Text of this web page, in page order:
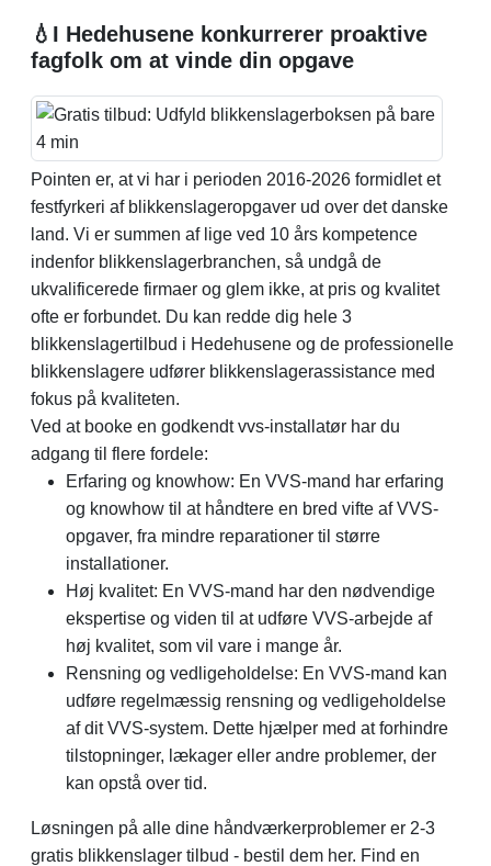
💧I Hedehusene konkurrerer proaktive
fagfolk om at vinde din opgave
Pointen er, at vi har i perioden 2016-2026 formidlet et
festfyrkeri af blikkenslageropgaver ud over det danske
land. Vi er summen af lige ved 10 års kompetence
indenfor blikkenslagerbranchen, så undgå de
ukvalificerede firmaer og glem ikke, at pris og kvalitet
ofte er forbundet. Du kan redde dig hele 3
blikkenslagertilbud i Hedehusene og de professionelle
blikkenslagere udfører blikkenslagerassistance med
fokus på kvaliteten.
Ved at booke en godkendt vvs-installatør har du
adgang til flere fordele:
Erfaring og knowhow: En VVS-mand har erfaring
og knowhow til at håndtere en bred vifte af VVS-
opgaver, fra mindre reparationer til større
installationer.
Høj kvalitet: En VVS-mand har den nødvendige
ekspertise og viden til at udføre VVS-arbejde af
høj kvalitet, som vil vare i mange år.
Rensning og vedligeholdelse: En VVS-mand kan
udføre regelmæssig rensning og vedligeholdelse
af dit VVS-system. Dette hjælper med at forhindre
tilstopninger, lækager eller andre problemer, der
kan opstå over tid.
Løsningen på alle dine håndværkerproblemer er 2-3
gratis blikkenslager tilbud - bestil dem her. Find en